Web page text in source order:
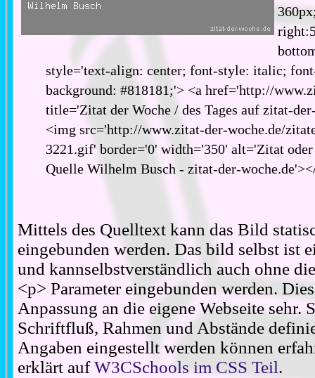
style='text-align: center; font-style: italic;
background: #818181;'> <a href='http://
title='Zitat der Woche / des Tages auf zitat-
<img src='http://www.zitat-der-woche.de/
3221.gif' border='0' width='350' alt='Zitat
Quelle Wilhelm Busch - zitat-der-
Mittels des Quelltext kann das Bild
eingebunden werden. Das bild selbst ist
und kannselbstverständlich auch ohne
<p> Parameter eingebunden werden.
Anpassung an die eigene Webseite sehr.
Schriftfluß, Rahmen und Abstände
Angaben eingestellt werden können
erklärt aufW3CSchools im CSS Teil.